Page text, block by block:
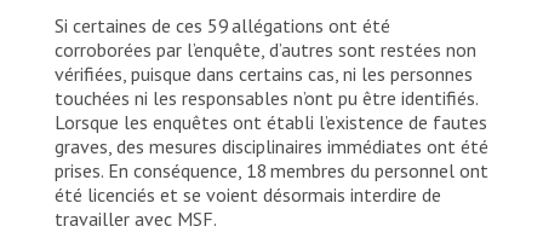
Si certaines de ces 59 allégations ont été
corroborées par l’enquête, d’autres sont restées non
vérifiées, puisque dans certains cas, ni les personnes
touchées ni les responsables n’ont pu être identifiés.
Lorsque les enquêtes ont établi l’existence de fautes
graves, des mesures disciplinaires immédiates ont été
prises. En conséquence, 18 membres du personnel ont
été licenciés et se voient désormais interdire de
travailler avec MSF.